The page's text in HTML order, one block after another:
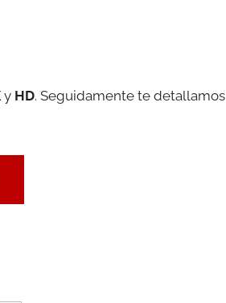
y HD. Seguidamente te detallamos